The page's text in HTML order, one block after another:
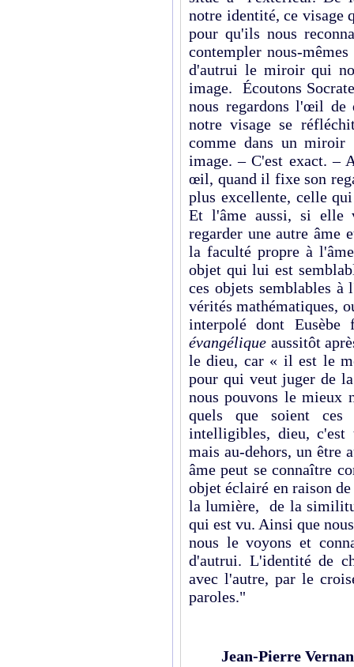
notre identité, ce visage
pour qu'ils nous
contempler nous-
d'autrui le miroir qui
image. Écoutons
nous regardons l'œil de
notre visage se
comme dans un
image. – C'est exact. –
œil, quand il fixe son
plus excellente, celle
Et l'âme aussi, si elle
regarder une autre âme
la faculté propre à
objet qui lui est
ces objets semblables
vérités mathématiques,
interpolé dont
évangélique aussitôt
le dieu, car « il est le
pour qui veut juger de
nous pouvons le mieux
quels que soient ces
intelligibles, dieu, c'est
mais au-dehors, un être
âme peut se connaître
objet éclairé en raison
la lumière, de la
qui est vu. Ainsi que
nous le voyons et
d'autrui. L'identité de
avec l'autre, par le
paroles."
Jean-Pierre